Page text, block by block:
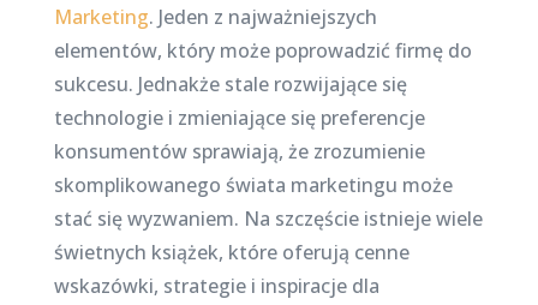
Marketing. Jeden z najważniejszych
elementów, który może poprowadzić firmę do
sukcesu. Jednakże stale rozwijające się
technologie i zmieniające się preferencje
konsumentów sprawiają, że zrozumienie
skomplikowanego świata marketingu może
stać się wyzwaniem. Na szczęście istnieje wiele
świetnych książek, które oferują cenne
wskazówki, strategie i inspiracje dla